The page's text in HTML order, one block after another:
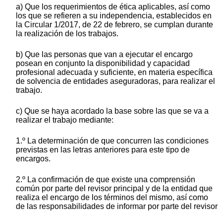
a) Que los requerimientos de ética aplicables, así como
los que se refieren a su independencia, establecidos en
la Circular 1/2017, de 22 de febrero, se cumplan durante
la realización de los trabajos.
b) Que las personas que van a ejecutar el encargo
posean en conjunto la disponibilidad y capacidad
profesional adecuada y suficiente, en materia específica
de solvencia de entidades aseguradoras, para realizar el
trabajo.
c) Que se haya acordado la base sobre las que se va a
realizar el trabajo mediante:
1.º La determinación de que concurren las condiciones
previstas en las letras anteriores para este tipo de
encargos.
2.º La confirmación de que existe una comprensión
común por parte del revisor principal y de la entidad que
realiza el encargo de los términos del mismo, así como
de las responsabilidades de informar por parte del revisor